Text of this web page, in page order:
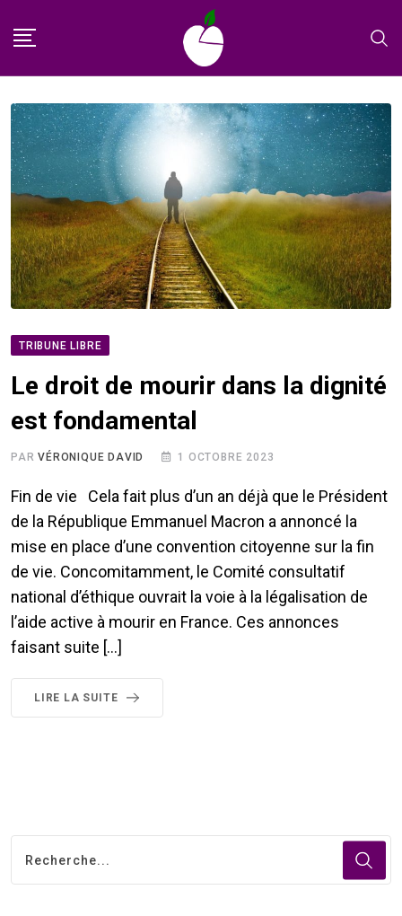
TRIBUNE LIBRE
Le droit de mourir dans la dignité
est fondamental
PARVÉRONIQUE DAVID 1 OCTOBRE 2023
Fin de vie Cela fait plus d’un an déjà que le Président
de la République Emmanuel Macron a annoncé la
mise en place d’une convention citoyenne sur la fin
de vie. Concomitamment, le Comité consultatif
national d’éthique ouvrait la voie à la légalisation de
l’aide active à mourir en France. Ces annonces
faisant suite […]
LIRE LA SUITE